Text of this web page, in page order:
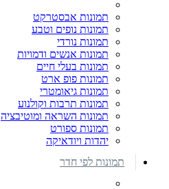
תמונות אבסטרקט
תמונות נופים וטבע
תמונות נורדי
תמונות אנשים ודמויות
תמונות בעלי חיים
תמונות פופ ארט
תמונות גיאומטרי
תמונות תרבות וקולנוע
תמונות השראה ומוטיבציה
תמונות ספורט
יהדות ויודאיקה
תמונות לפי חדר